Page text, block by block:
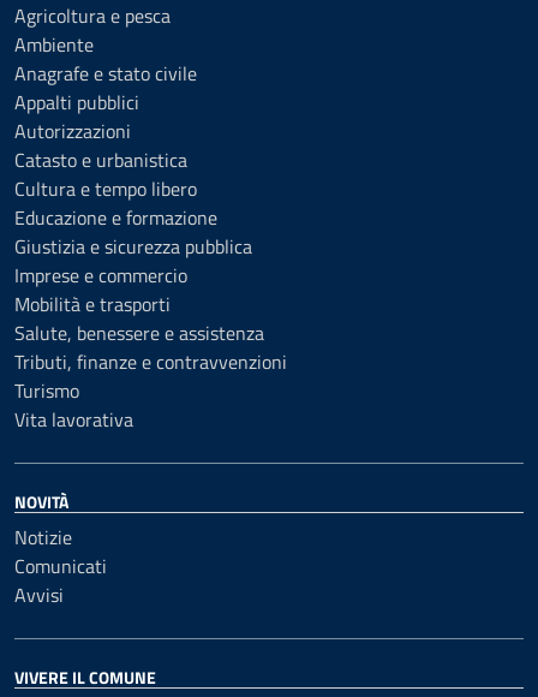
Agricoltura e pesca
Ambiente
Anagrafe e stato civile
Appalti pubblici
Autorizzazioni
Catasto e urbanistica
Cultura e tempo libero
Educazione e formazione
Giustizia e sicurezza pubblica
Imprese e commercio
Mobilità e trasporti
Salute, benessere e assistenza
Tributi, finanze e contravvenzioni
Turismo
Vita lavorativa
NOVITÀ
Notizie
Comunicati
Avvisi
VIVERE IL COMUNE